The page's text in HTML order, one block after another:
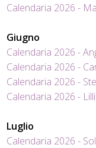
Calendaria 2026 -
Giugno
Calendaria 2026 -
Calendaria 2026 -
Calendaria 2026 -
Calendaria 2026 -
Luglio
Calendaria 2026 -